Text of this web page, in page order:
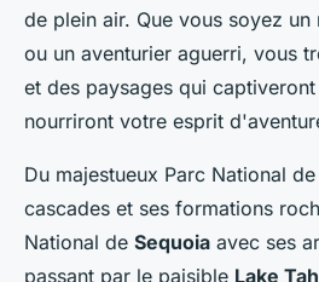
de plein air. Que vous soyez
ou un aventurier aguerri, vous
et des paysages qui
nourriront votre esprit
Du majestueux Parc National de
cascades et ses formations
National de Sequoia avec ses
passant par le paisible Lake